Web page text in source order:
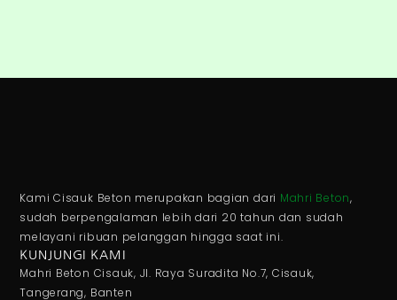
Kami Cisauk Beton merupakan bagian dari Mahri Beton,
sudah berpengalaman lebih dari 20 tahun dan sudah
melayani ribuan pelanggan hingga saat ini.
KUNJUNGI KAMI
Mahri Beton Cisauk, Jl. Raya Suradita No.7, Cisauk,
Tangerang, Banten